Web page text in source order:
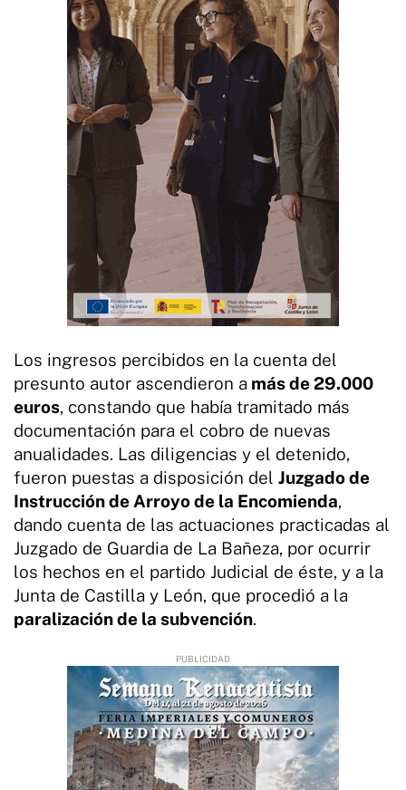
Los ingresos percibidos en la cuenta del
presunto autor ascendieron a más de 29.000
euros, constando que había tramitado más
documentación para el cobro de nuevas
anualidades. Las diligencias y el detenido,
fueron puestas a disposición del Juzgado de
Instrucción de Arroyo de la Encomienda,
dando cuenta de las actuaciones practicadas al
Juzgado de Guardia de La Bañeza, por ocurrir
los hechos en el partido Judicial de éste, y a la
Junta de Castilla y León, que procedió a la
paralización de la subvención.